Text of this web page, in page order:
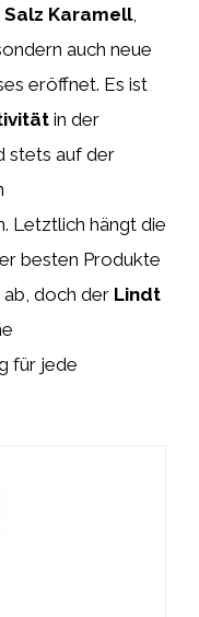
Salz Karamell,
auch neue
eröffnet. Es ist
in der
stets auf der
Letztlich hängt die
besten Produkte
doch der Lindt
für jede